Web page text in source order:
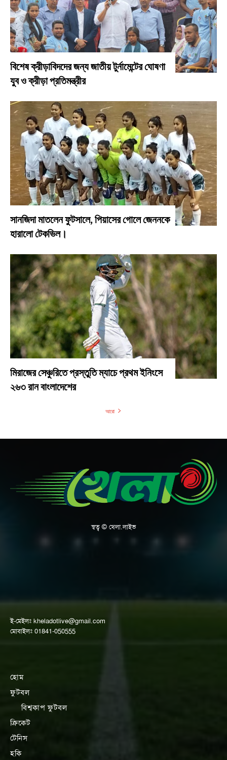
বিশেষ ক্রীড়াবিদদের জন্য জাতীয় টুর্নামেন্টের ঘোষণা
যুব ও ক্রীড়া প্রতিমন্ত্রীর
সানজিদা মাতলেন ফুটসালে, পিয়াসের গোলে জেননকে
হারালো টেকভিল।
মিরাজের সেঞ্চুরিতে প্রস্তুতি ম্যাচে প্রথম ইনিংসে
২৬৩ রান বাংলাদেশের
আরো
স্বত্ব © খেলা.লাইভ
ই-মেইলঃ kheladotlive@gmail.com
মোবাইলঃ 01841-050555
হোম
ফুটবল
বিশ্বকাপ ফুটবল
ক্রিকেট
টেনিস
হকি